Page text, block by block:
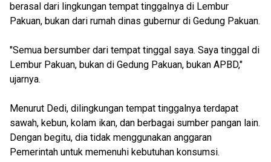
berasal dari lingkungan tempat tinggalnya di Lembur
Pakuan, bukan dari rumah dinas gubernur di Gedung Pakuan.
"Semua bersumber dari tempat tinggal saya. Saya tinggal di
Lembur Pakuan, bukan di Gedung Pakuan, bukan APBD,"
ujarnya.
Menurut Dedi, dilingkungan tempat tinggalnya terdapat
sawah, kebun, kolam ikan, dan berbagai sumber pangan lain.
Dengan begitu, dia tidak menggunakan anggaran
Pemerintah untuk memenuhi kebutuhan konsumsi.